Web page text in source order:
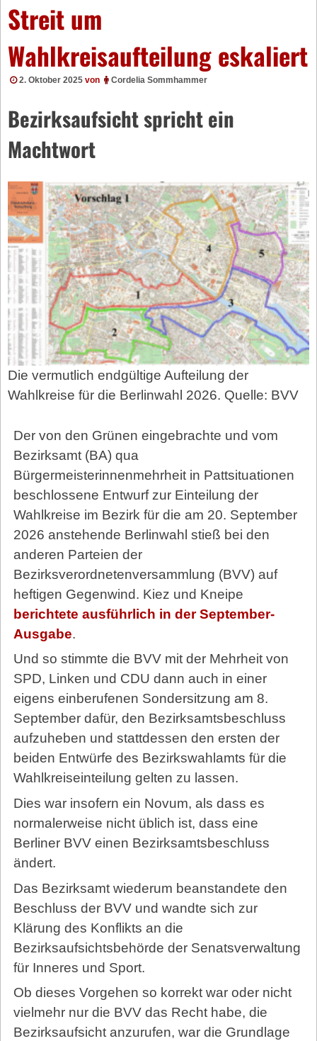
Streit um
Wahlkreisaufteilung eskaliert
2. Oktober 2025 von Cordelia Sommhammer
Bezirksaufsicht spricht ein
Machtwort
Die vermutlich endgültige Aufteilung der
Wahlkreise für die Berlinwahl 2026. Quelle: BVV
Der von den Grünen eingebrachte und vom
Bezirksamt (BA) qua
Bürgermeisterinnenmehrheit in Pattsituationen
beschlossene Entwurf zur Einteilung der
Wahlkreise im Bezirk für die am 20. September
2026 anstehende Berlinwahl stieß bei den
anderen Parteien der
Bezirksverordnetenversammlung (BVV) auf
heftigen Gegenwind. Kiez und Kneipe
berichtete ausführlich in der September-
Ausgabe.
Und so stimmte die BVV mit der Mehrheit von
SPD, Linken und CDU dann auch in einer
eigens einberufenen Sondersitzung am 8.
September dafür, den Bezirksamtsbeschluss
aufzuheben und stattdessen den ersten der
beiden Entwürfe des Bezirkswahlamts für die
Wahlkreiseinteilung gelten zu lassen.
Dies war insofern ein Novum, als dass es
normalerweise nicht üblich ist, dass eine
Berliner BVV einen Bezirksamtsbeschluss
ändert.
Das Bezirksamt wiederum beanstandete den
Beschluss der BVV und wandte sich zur
Klärung des Konflikts an die
Bezirksaufsichtsbehörde der Senatsverwaltung
für Inneres und Sport.
Ob dieses Vorgehen so korrekt war oder nicht
vielmehr nur die BVV das Recht habe, die
Bezirksaufsicht anzurufen, war die Grundlage